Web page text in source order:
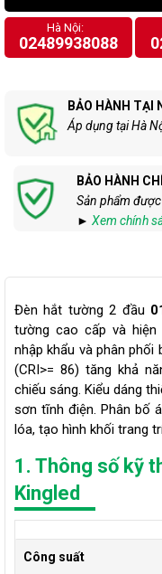
Hà Nội:
02489938088
BẢO HÀNH TẠI
Áp dụng tại Hà
BẢO HÀNH
Sản phẩm
► Xem chính
Đèn hắt tường 2 đầu
tường cao cấp và hiện
nhập khẩu và phân phối
(CRI>= 86) tăng khả
chiếu sáng. Kiểu dáng
sơn tĩnh điện. Phân bố
lóa, tạo hình khối trang
1. Thông số kỹ
Kingled
Công suất